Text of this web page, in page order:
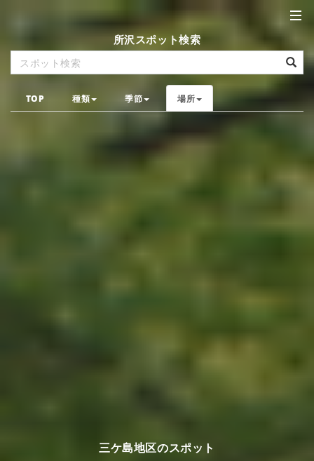
所沢スポット検索
TOP 種類 季節 場所
三ケ島地区のスポット